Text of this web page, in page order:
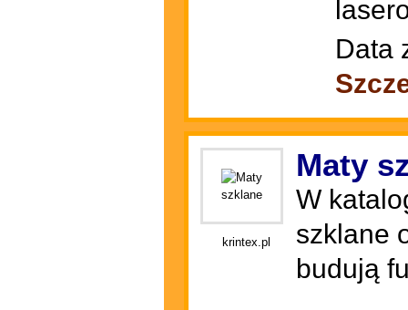
Data
krintex.pl
Maty
W
szklane
budują